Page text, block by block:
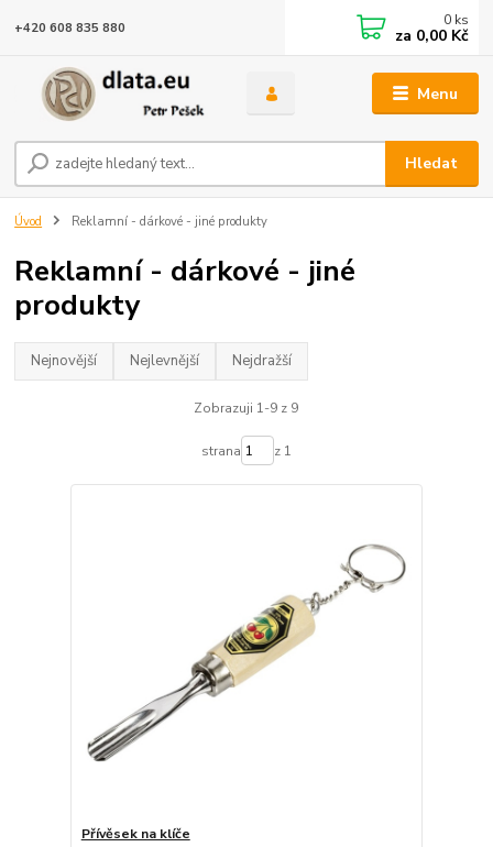
Menu
Hledat
+420 608 835 880 0 ks
za 0,00 Kč
Úvod Reklamní - dárkové - jiné produkty
Reklamní - dárkové - jiné
produkty
Nejnovější Nejlevnější Nejdražší
Zobrazuji 1-9 z 9
strana z 1
Přívěsek na klíče